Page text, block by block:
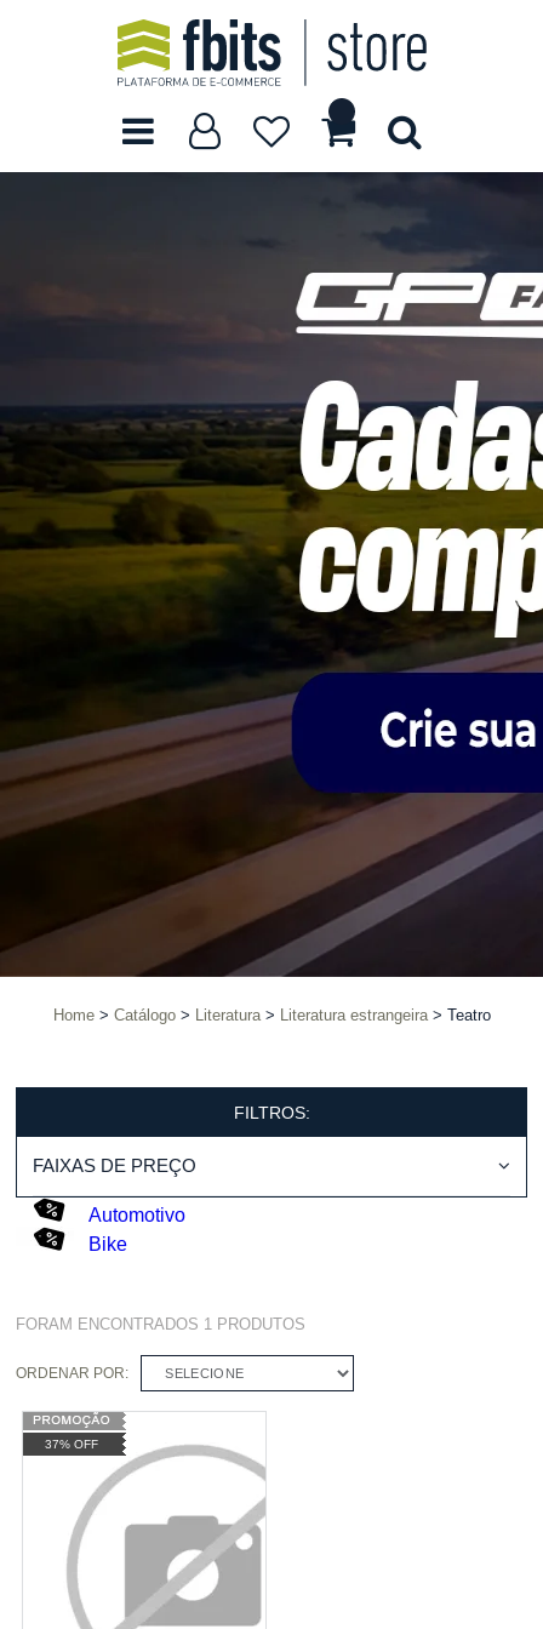
Home Catálogo Literatura Literatura estrangeira Teatro
FILTROS:
FAIXAS DE PREÇO
Automotivo
Bike
FORAM ENCONTRADOS 1 PRODUTOS
ORDENAR POR: SELECIONE
37% OFF